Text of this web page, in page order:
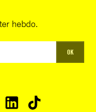
hebdo.
OK